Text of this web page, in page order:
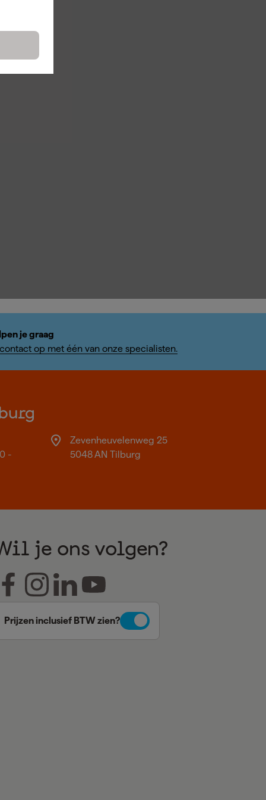
je graag
op met één van onze specialisten.
-
Zevenheuvelenweg 25
5048 AN Tilburg
je ons volgen?
Prijzen inclusief BTW zien?